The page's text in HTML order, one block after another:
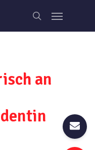
search
Menu
an